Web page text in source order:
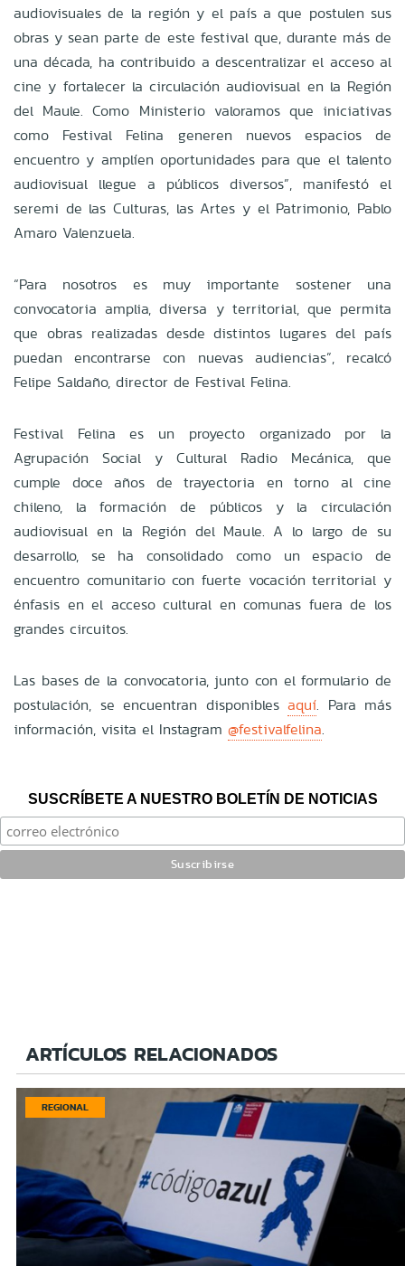
audiovisuales de la región y el país a que postulen sus
obras y sean parte de este festival que, durante más de
una década, ha contribuido a descentralizar el acceso al
cine y fortalecer la circulación audiovisual en la Región
del Maule. Como Ministerio valoramos que iniciativas
como Festival Felina generen nuevos espacios de
encuentro y amplíen oportunidades para que el talento
audiovisual llegue a públicos diversos”, manifestó el
seremi de las Culturas, las Artes y el Patrimonio, Pablo
Amaro Valenzuela.
“Para nosotros es muy importante sostener una
convocatoria amplia, diversa y territorial, que permita
que obras realizadas desde distintos lugares del país
puedan encontrarse con nuevas audiencias”, recalcó
Felipe Saldaño, director de Festival Felina.
Festival Felina es un proyecto organizado por la
Agrupación Social y Cultural Radio Mecánica, que
cumple doce años de trayectoria en torno al cine
chileno, la formación de públicos y la circulación
audiovisual en la Región del Maule. A lo largo de su
desarrollo, se ha consolidado como un espacio de
encuentro comunitario con fuerte vocación territorial y
énfasis en el acceso cultural en comunas fuera de los
grandes circuitos.
Las bases de la convocatoria, junto con el formulario de
postulación, se encuentran disponibles aquí. Para más
información, visita el Instagram @festivalfelina.
SUSCRÍBETE A NUESTRO BOLETÍN DE NOTICIAS
ARTÍCULOS RELACIONADOS
REGIONAL